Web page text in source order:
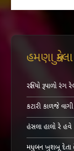
હમણા
રસિયો રૂપાળો
કટારી કાળજે
હંસલા હાલો રે
મધુબન ખુશબૂ